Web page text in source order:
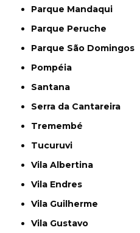
Parque Mandaqui
Parque Peruche
Parque São Domingos
Pompéia
Santana
Serra da Cantareira
Tremembé
Tucuruvi
Vila Albertina
Vila Endres
Vila Guilherme
Vila Gustavo